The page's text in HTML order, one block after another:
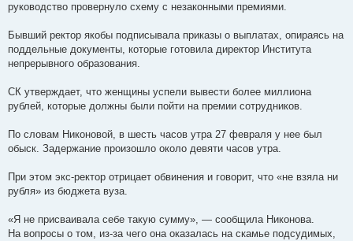
руководство провернуло схему с незаконными премиями.
Бывший ректор якобы подписывала приказы о выплатах, опираясь на
поддельные документы, которые готовила директор Института
непрерывного образования.
СК утверждает, что женщины успели вывести более миллиона
рублей, которые должны были пойти на премии сотрудников.
По словам Никоновой, в шесть часов утра 27 февраля у нее был
обыск. Задержание произошло около девяти часов утра.
При этом экс-ректор отрицает обвинения и говорит, что «не взяла ни
рубля» из бюджета вуза.
«Я не присваивала себе такую сумму», — сообщила Никонова.
На вопросы о том, из-за чего она оказалась на скамье подсудимых,